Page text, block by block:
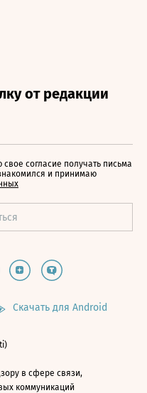
согласие получать письма
и принимаю
Скачать для Android
в сфере связи,
коммуникаций